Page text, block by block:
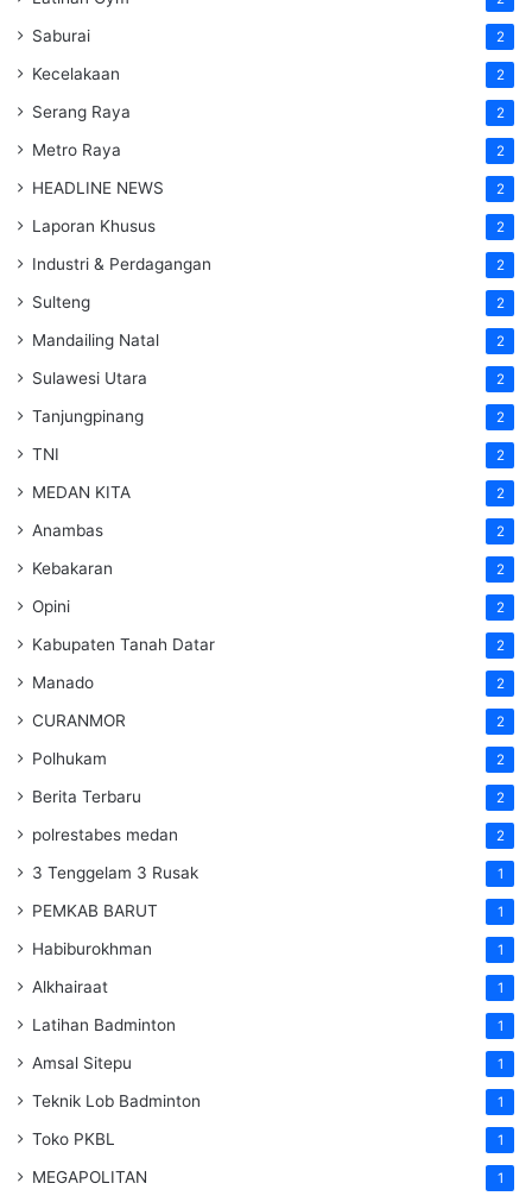
Saburai 2
Kecelakaan 2
Serang Raya 2
Metro Raya 2
HEADLINE NEWS 2
Laporan Khusus 2
Industri & Perdagangan 2
Sulteng 2
Mandailing Natal 2
Sulawesi Utara 2
Tanjungpinang 2
TNI 2
MEDAN KITA 2
Anambas 2
Kebakaran 2
Opini 2
Kabupaten Tanah Datar 2
Manado 2
CURANMOR 2
Polhukam 2
Berita Terbaru 2
polrestabes medan 2
3 Tenggelam 3 Rusak 1
PEMKAB BARUT 1
Habiburokhman 1
Alkhairaat 1
Latihan Badminton 1
Amsal Sitepu 1
Teknik Lob Badminton 1
Toko PKBL 1
MEGAPOLITAN 1